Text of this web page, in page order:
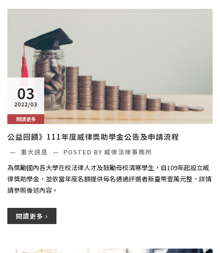
03
2022/03
閱讀更多
公益回饋》111年度威律獎助學金公告及申請流程
— 重大訊息 —
POSTED BY 威律法律事務所
為獎勵國內各大學在校法律人才及鼓勵母校清寒學生，自109年起設立威
律獎助學金，並依當年度名額提供每名通過評選者新臺幣壹萬元整，詳情
請參照後述內容。
閱讀更多